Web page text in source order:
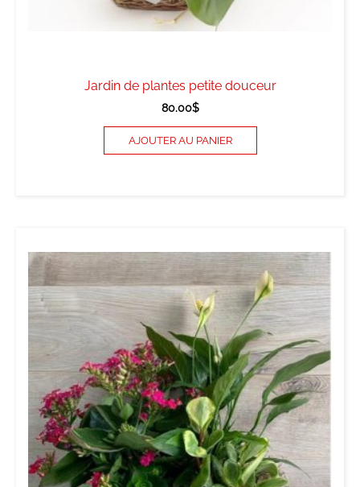
Jardin de plantes petite douceur
80.00$
AJOUTER AU PANIER